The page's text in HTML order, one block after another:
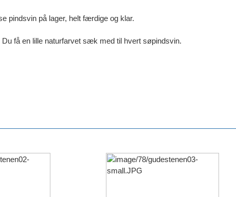
pindsvin på lager, helt færdige og klar.
få en lille naturfarvet sæk med til hvert søpindsvin.